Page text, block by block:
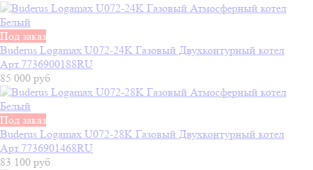
Под заказ
Buderus Logamax U072-24K Газовый Двухконтурный котел
Арт.7736900188RU
85 000 руб
Под заказ
Buderus Logamax U072-28K Газовый Двухконтурный котел
Арт.7736901468RU
83 100 руб